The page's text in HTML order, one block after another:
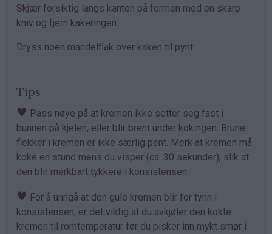
Skjær forsiktig langs kanten på formen med en skarp
kniv og fjern kakeringen.
Dryss noen mandelflak over kaken til pynt.
Tips
♥ Pass nøye på at kremen ikke setter seg fast i
bunnen på kjelen, eller blir brent under kokingen. Brune
flekker i kremen er ikke særlig pent. Merk at kremen må
koke en stund mens du visper (ca. 30 sekunder), slik at
den blir merkbart tykkere i konsistensen.
♥ For å unngå at den gule kremen blir for tynn i
konsistensen, er det viktig at du avkjøler den kokte
kremen til romtemperatur før du pisker inn mykt smør i